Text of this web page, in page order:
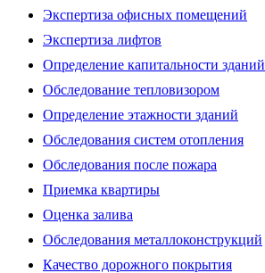
Экспертиза офисных помещений
Экспертиза лифтов
Определение капитальности зданий
Обследование тепловизором
Определение этажности зданий
Обследования систем отопления
Обследования после пожара
Приемка квартиры
Оценка залива
Обследования металлоконструкций
Качество дорожного покрытия